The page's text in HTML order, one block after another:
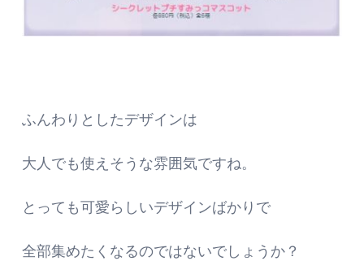
ふんわりとしたデザインは
大人でも使えそうな雰囲気ですね。
とっても可愛らしいデザインばかりで
全部集めたくなるのではないでしょうか？